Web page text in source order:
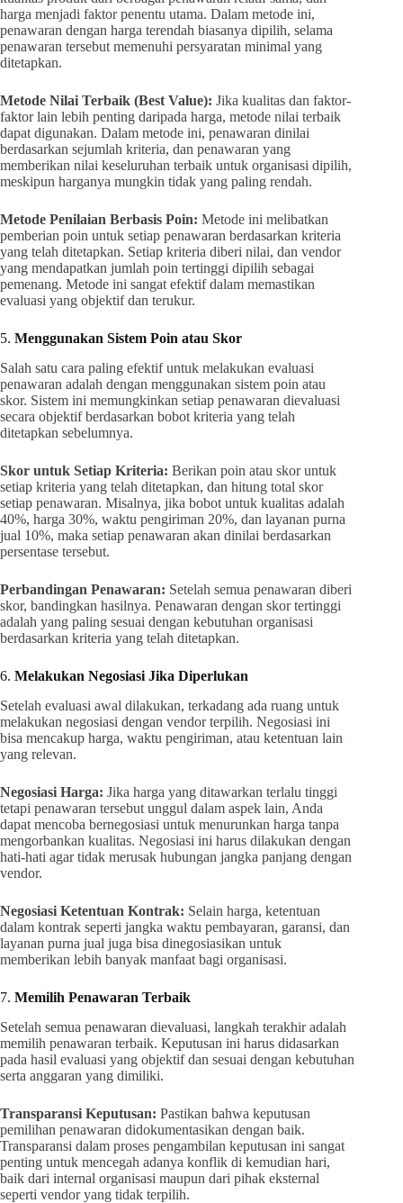
harga menjadi faktor penentu utama. Dalam metode ini,
penawaran dengan harga terendah biasanya dipilih, selama
penawaran tersebut memenuhi persyaratan minimal yang
ditetapkan.
Metode Nilai Terbaik (Best Value): Jika kualitas dan faktor-
faktor lain lebih penting daripada harga, metode nilai terbaik
dapat digunakan. Dalam metode ini, penawaran dinilai
berdasarkan sejumlah kriteria, dan penawaran yang
memberikan nilai keseluruhan terbaik untuk organisasi dipilih,
meskipun harganya mungkin tidak yang paling rendah.
Metode Penilaian Berbasis Poin: Metode ini melibatkan
pemberian poin untuk setiap penawaran berdasarkan kriteria
yang telah ditetapkan. Setiap kriteria diberi nilai, dan vendor
yang mendapatkan jumlah poin tertinggi dipilih sebagai
pemenang. Metode ini sangat efektif dalam memastikan
evaluasi yang objektif dan terukur.
5. Menggunakan Sistem Poin atau Skor
Salah satu cara paling efektif untuk melakukan evaluasi
penawaran adalah dengan menggunakan sistem poin atau
skor. Sistem ini memungkinkan setiap penawaran dievaluasi
secara objektif berdasarkan bobot kriteria yang telah
ditetapkan sebelumnya.
Skor untuk Setiap Kriteria: Berikan poin atau skor untuk
setiap kriteria yang telah ditetapkan, dan hitung total skor
setiap penawaran. Misalnya, jika bobot untuk kualitas adalah
40%, harga 30%, waktu pengiriman 20%, dan layanan purna
jual 10%, maka setiap penawaran akan dinilai berdasarkan
persentase tersebut.
Perbandingan Penawaran: Setelah semua penawaran diberi
skor, bandingkan hasilnya. Penawaran dengan skor tertinggi
adalah yang paling sesuai dengan kebutuhan organisasi
berdasarkan kriteria yang telah ditetapkan.
6. Melakukan Negosiasi Jika Diperlukan
Setelah evaluasi awal dilakukan, terkadang ada ruang untuk
melakukan negosiasi dengan vendor terpilih. Negosiasi ini
bisa mencakup harga, waktu pengiriman, atau ketentuan lain
yang relevan.
Negosiasi Harga: Jika harga yang ditawarkan terlalu tinggi
tetapi penawaran tersebut unggul dalam aspek lain, Anda
dapat mencoba bernegosiasi untuk menurunkan harga tanpa
mengorbankan kualitas. Negosiasi ini harus dilakukan dengan
hati-hati agar tidak merusak hubungan jangka panjang dengan
vendor.
Negosiasi Ketentuan Kontrak: Selain harga, ketentuan
dalam kontrak seperti jangka waktu pembayaran, garansi, dan
layanan purna jual juga bisa dinegosiasikan untuk
memberikan lebih banyak manfaat bagi organisasi.
7. Memilih Penawaran Terbaik
Setelah semua penawaran dievaluasi, langkah terakhir adalah
memilih penawaran terbaik. Keputusan ini harus didasarkan
pada hasil evaluasi yang objektif dan sesuai dengan kebutuhan
serta anggaran yang dimiliki.
Transparansi Keputusan: Pastikan bahwa keputusan
pemilihan penawaran didokumentasikan dengan baik.
Transparansi dalam proses pengambilan keputusan ini sangat
penting untuk mencegah adanya konflik di kemudian hari,
baik dari internal organisasi maupun dari pihak eksternal
seperti vendor yang tidak terpilih.